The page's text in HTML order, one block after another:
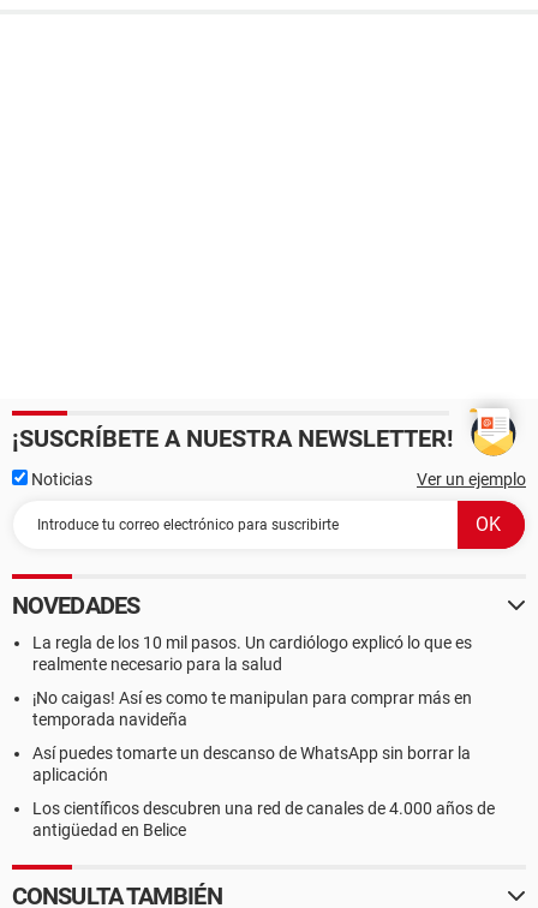
¡SUSCRÍBETE A NUESTRA NEWSLETTER!
Noticias Ver un ejemplo
NOVEDADES
La regla de los 10 mil pasos. Un cardiólogo explicó lo que es
realmente necesario para la salud
¡No caigas! Así es como te manipulan para comprar más en
temporada navideña
Así puedes tomarte un descanso de WhatsApp sin borrar la
aplicación
Los científicos descubren una red de canales de 4.000 años de
antigüedad en Belice
CONSULTA TAMBIÉN